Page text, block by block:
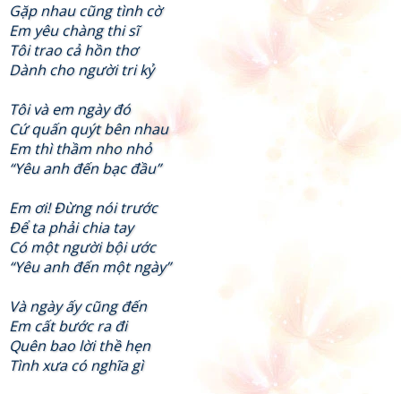
Gặp nhau cũng tình cờ
Em yêu chàng thi sĩ
Tôi trao cả hồn thơ
Dành cho người tri kỷ
Tôi và em ngày đó
Cứ quấn quýt bên nhau
Em thì thầm nho nhỏ
“Yêu anh đến bạc đầu”
Em ơi! Đừng nói trước
Để ta phải chia tay
Có một người bội ước
“Yêu anh đến một ngày”
Và ngày ấy cũng đến
Em cất bước ra đi
Quên bao lời thề hẹn
Tình xưa có nghĩa gì